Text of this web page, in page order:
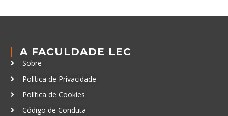
A FACULDADE LEC
Sobre
Política de Privacidade
Política de Cookies
Código de Conduta